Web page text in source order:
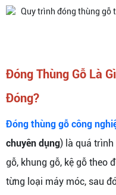
Đóng Thùng Gỗ Là
Đóng?
Đóng thùng gỗ công
chuyên dụng) là quá trình
gỗ, khung gỗ, kệ gỗ theo
từng loại máy móc, sau